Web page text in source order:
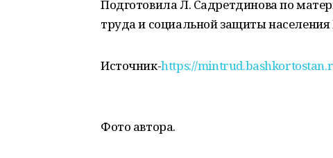
Подготовила Л. Садретдинова по
труда и социальной защиты населения
Источник-https://
Фото автора.